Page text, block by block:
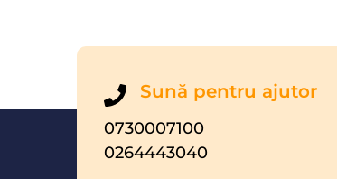
Sună pentru ajutor
0730007100
0264443040